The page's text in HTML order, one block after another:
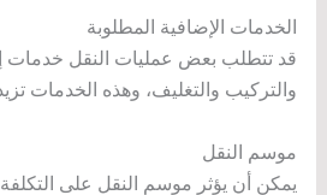
الخدمات الإضافية المطلوبة
قد تتطلب بعض عمليات النقل خدمات
والتركيب والتغليف، وهذه الخدمات
موسم النقل
يمكن أن يؤثر موسم النقل على